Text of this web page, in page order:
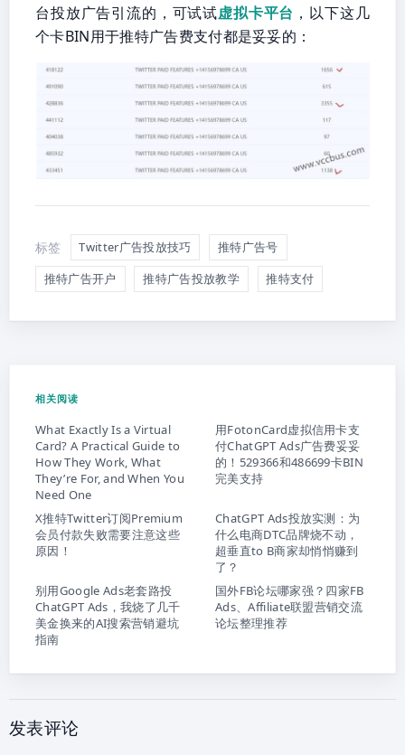
台投放广告引流的，可试试虚拟卡平台 ，以下这几
个卡BIN用于推特广告费支付都是妥妥的：
标签 Twitter广告投放技巧
推特广告号
推特广告开户
推特广告投放教学 推特支付
相关阅读
What Exactly Is a Virtual
Card? A Practical Guide to
How They Work, What
They’re For, and When You
Need One
用FotonCard虚拟信用卡支
付ChatGPT Ads广告费妥妥
的！529366和486699卡BIN
完美支持
X推特Twitter订阅Premium
会员付款失败需要注意这些
原因！
ChatGPT Ads投放实测：为
什么电商DTC品牌烧不动，
超垂直to B商家却悄悄赚到
了？
别用Google Ads老套路投
ChatGPT Ads，我烧了几千
美金换来的AI搜索营销避坑
指南
国外FB论坛哪家强？四家FB
Ads、Affiliate联盟营销交流
论坛整理推荐
发表评论